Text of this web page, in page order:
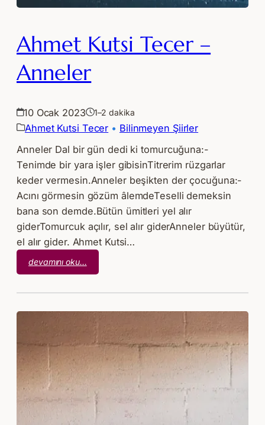
Ahmet Kutsi Tecer –
Anneler
10 Ocak 2023 1–2 dakika
Ahmet Kutsi Tecer • Bilinmeyen Şiirler
Anneler Dal bir gün dedi ki tomurcuğuna:-
Tenimde bir yara işler gibisinTitrerim rüzgarlar
keder vermesin.Anneler beşikten der çocuğuna:-
Acını görmesin gözüm âlemdeTeselli demeksin
bana son demde.Bütün ümitleri yel alır
giderTomurcuk açılır, sel alır giderAnneler büyütür,
el alır gider. Ahmet Kutsi…
devamını oku…
Ahmet
–
Anneler